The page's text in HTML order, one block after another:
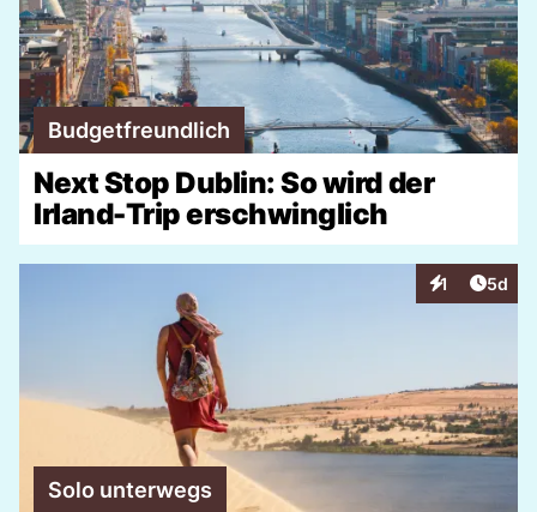
Budgetfreundlich
Next Stop Dublin: So wird der
Irland-Trip erschwinglich
1
Interaktionen
5d
Solo unterwegs